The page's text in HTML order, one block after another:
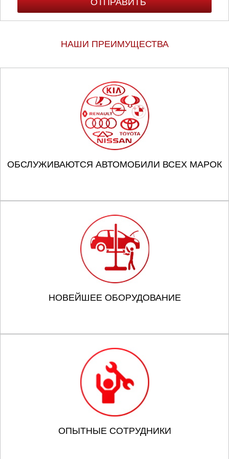
НАШИ ПРЕИМУЩЕСТВА
ОБСЛУЖИВАЮТСЯ АВТОМОБИЛИ ВСЕХ МАРОК
НОВЕЙШЕЕ ОБОРУДОВАНИЕ
ОПЫТНЫЕ СОТРУДНИКИ